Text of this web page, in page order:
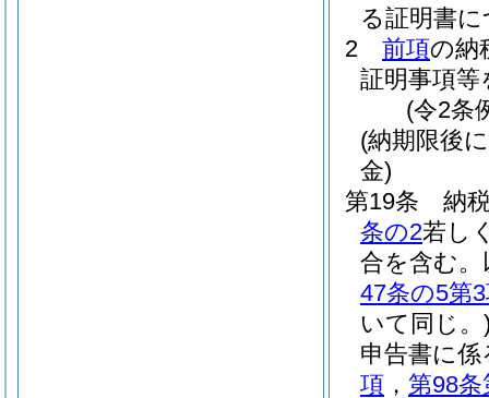
る証明書
2
前項の納
証明事項
(令2条
(納期限後
金)
第19条
納
条の2若し
合を含む
47条の5第
いて同じ。
申告書に
項 ， 第98条